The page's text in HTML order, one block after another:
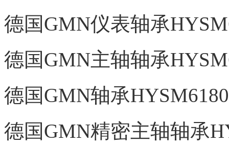
德国GMN仪表轴承
德国GMN主轴轴承
德国GMN轴承
德国GMN精密主轴轴承